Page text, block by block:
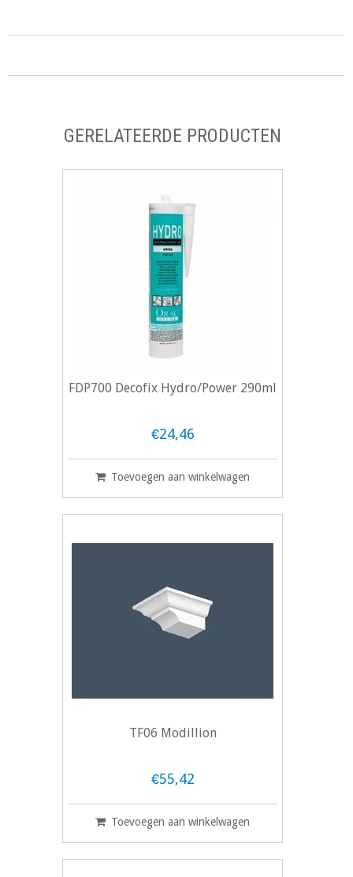
GERELATEERDE PRODUCTEN
FDP700 Decofix Hydro/Power 290ml
€24,46
Toevoegen aan winkelwagen
TF06 Modillion
€55,42
Toevoegen aan winkelwagen